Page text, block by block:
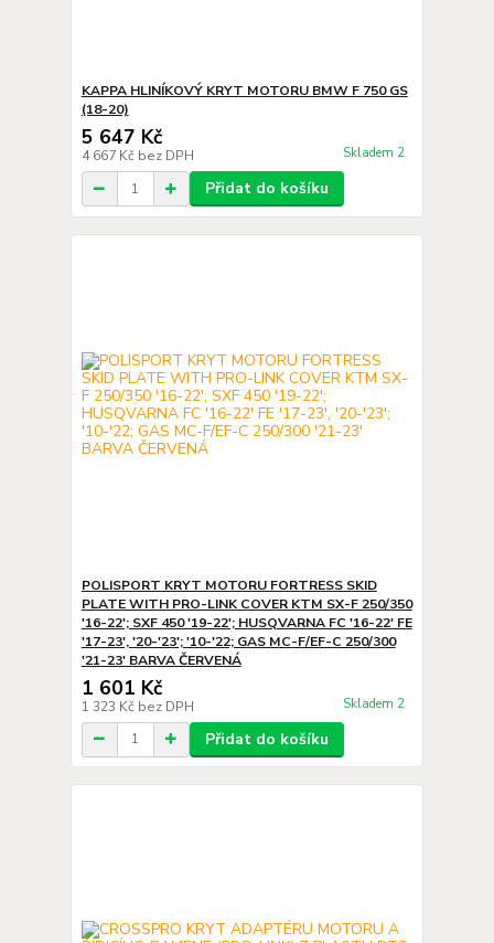
KAPPA HLINÍKOVÝ KRYT MOTORU BMW F 750 GS
(18-20)
5 647 Kč
4 667 Kč bez DPH Skladem 2
Přidat do košíku
POLISPORT KRYT MOTORU FORTRESS SKID
PLATE WITH PRO-LINK COVER KTM SX-F 250/350
'16-22'; SXF 450 '19-22'; HUSQVARNA FC '16-22' FE
'17-23', '20-'23'; '10-'22; GAS MC-F/EF-C 250/300
'21-23' BARVA ČERVENÁ
1 601 Kč
1 323 Kč bez DPH Skladem 2
Přidat do košíku